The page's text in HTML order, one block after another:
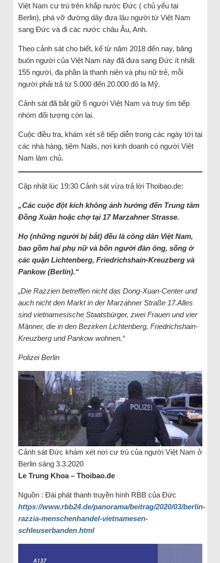
Việt Nam cư trú trên khắp nước Đức ( chủ yếu tại
Berlin), phá vỡ đường dây đưa lậu người từ Việt Nam
sang Đức và đi các nước châu Âu, Anh.
Theo cảnh sát cho biết, kể từ năm 2018 đến nay, băng
buôn người của Việt Nam này đã đưa sang Đức ít nhất
155 người, đa phần là thanh niên và phụ nữ trẻ, mỗi
người phải trả từ 5.000 đến 20.000 đô la Mỹ.
Cảnh sát đã bắt giữ 6 người Việt Nam và truy tìm tiếp
nhóm đối tượng còn lại.
Cuộc điều tra, khám xét sẽ tiếp diễn trong các ngày tới tại
các nhà hàng, tiệm Nails, nơi kinh doanh có người Việt
Nam làm chủ.
Cập nhật lúc 19:30 Cảnh sát vừa trả lời Thoibao.de:
„Các cuộc đột kích không ảnh hưởng đến Trung tâm
Đồng Xuân hoặc chợ tại 17 Marzahner Strasse.
Họ (những người bị bắt) đều là công dân Việt Nam,
bao gồm hai phụ nữ và bốn người đàn ông, sống ở
các quận Lichtenberg, Friedrichshain-Kreuzberg và
Pankow (Berlin).“
„Die Razzien betreffen nicht das Dong-Xuan-Center und
auch nicht den Markt in der Marzahner Straße 17.Alles
sind vietnamesische Staatsbürger, zwei Frauen und vier
Männer, die in den Bezirken Lichtenberg, Friedrichshain-
Kreuzberg und Pankow wohnen.“
Polizei Berlin
Cảnh sát Đức khám xét nơi cư trú của người Việt Nam ở
Berlin sáng 3.3.2020
Le Trung Khoa – Thoibao.de
Nguồn : Đài phát thanh truyền hình RBB của Đức
https://www.rbb24.de/panorama/beitrag/2020/03/berlin-
razzia-menschenhandel-vietnamesen-
schleuserbanden.html